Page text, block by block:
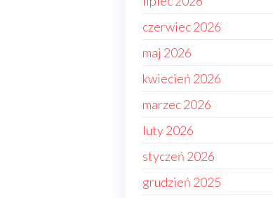
czerwiec 2026
maj 2026
kwiecień 2026
marzec 2026
luty 2026
styczeń 2026
grudzień 2025